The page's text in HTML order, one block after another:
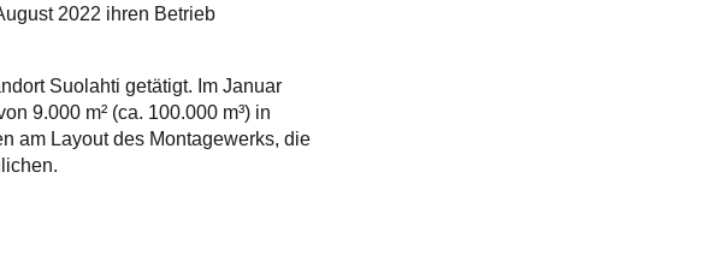
2022 ihren Betrieb
Suolahti getätigt. Im Januar
9.000 m² (ca. 100.000 m³) in
am Layout des Montagewerks, die